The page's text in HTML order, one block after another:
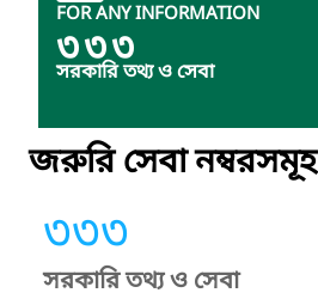
FOR ANY INFORMATION
৩৩৩
সরকারি তথ্য ও সেবা
জরুরি সেবা নম্বরসমূহ
৩৩৩
সরকারি তথ্য ও সেবা